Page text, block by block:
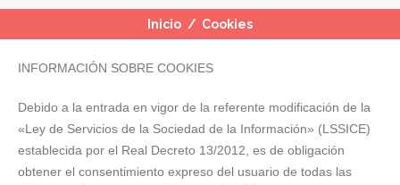
Inicio / Cookies
INFORMACIÓN SOBRE COOKIES
Debido a la entrada en vigor de la referente modificación de la
«Ley de Servicios de la Sociedad de la Información» (LSSICE)
establecida por el Real Decreto 13/2012, es de obligación
obtener el consentimiento expreso del usuario de todas las